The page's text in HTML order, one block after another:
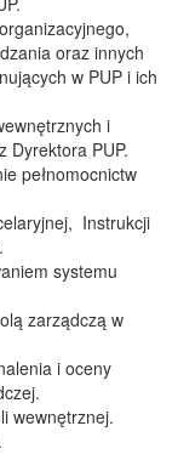
oraz innych
w PUP i ich
i
Dyrektora PUP.
pełnomocnictw
Instrukcji
systemu
zarządczą w
i oceny
wewnętrznej.